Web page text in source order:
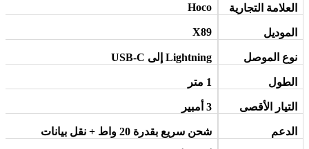
العلامة التجارية Hoco
الموديل X89
نوع الموصل USB-C إلى Lightning
الطول 1 متر
التيار الأقصى 3 أمبير
الدعم شحن سريع بقدرة 20 واط + نقل بيانات